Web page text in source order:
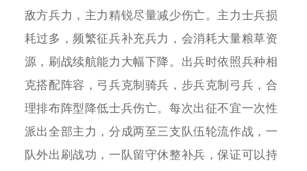
敌方兵力，主力精锐尽量减少伤亡。主力士兵损
耗过多，频繁征兵补充兵力，会消耗大量粮草资
源，刷战续航能力大幅下降。出兵时依照兵种相
克搭配阵容，弓兵克制骑兵，步兵克制弓兵，合
理排布阵型降低士兵伤亡。每次出征不宜一次性
派出全部主力，分成两至三支队伍轮流作战，一
队外出刷战功，一队留守休整补兵，保证可以持